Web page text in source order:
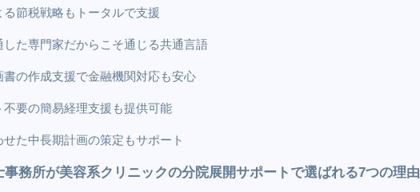
節税戦略もトータルで支援
た専門家だからこそ通じる共通言語
の作成支援で金融機関対応も安心
要の簡易経理支援も提供可能
た中長期計画の策定もサポート
務所が美容系クリニックの分院展開サポートで選ばれる7つの理由